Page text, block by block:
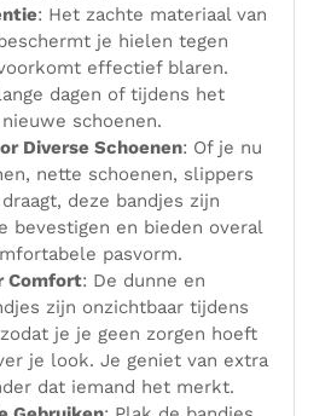
: Het zachte materiaal van
je hielen tegen
effectief blaren.
dagen of tijdens het
schoenen.
Diverse Schoenen: Of je nu
nette schoenen, slippers
deze bandjes zijn
bevestigen en bieden overal
pasvorm.
Comfort: De dunne en
zijn onzichtbaar tijdens
je je geen zorgen hoeft
je look. Je geniet van extra
dat iemand het merkt.